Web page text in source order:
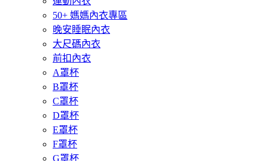
50+ 媽媽內衣專區
晚安睡眠內衣
大尺碼內衣
前扣內衣
A罩杯
B罩杯
C罩杯
D罩杯
E罩杯
F罩杯
G罩杯